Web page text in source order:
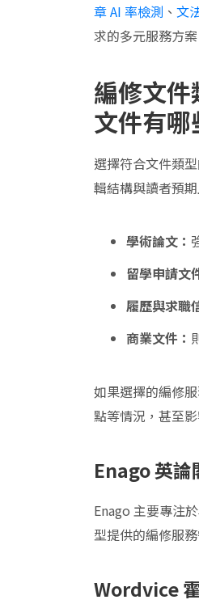
章 AI 率檢測 、 文
求的多元服務方案
編修文件
文件有哪
選擇符合文件類
輯結構與讀者預
學術論文：
留學申請文
履歷與求職
商業文件：
如果選擇的編修
點等情況，甚至
Enago英論
Enago 主要專注
型提供的編修服
Wordvice